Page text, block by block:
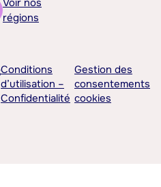
Voir nos
régions
Conditions
d’utilisation –
Confidentialité
Gestion des
consentements
cookies